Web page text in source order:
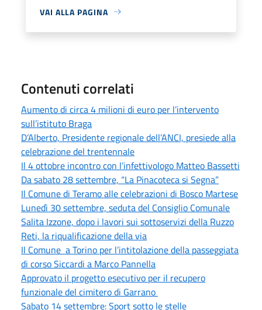
VAI ALLA PAGINA
Contenuti correlati
Aumento di circa 4 milioni di euro per l’intervento
sull’istituto Braga
D’Alberto, Presidente regionale dell’ANCI, presiede alla
celebrazione del trentennale
Il 4 ottobre incontro con l’infettivologo Matteo Bassetti
Da sabato 28 settembre, “La Pinacoteca si Segna”
Il Comune di Teramo alle celebrazioni di Bosco Martese
Lunedì 30 settembre, seduta del Consiglio Comunale
Salita Izzone, dopo i lavori sui sottoservizi della Ruzzo
Reti, la riqualificazione della via
Il Comune a Torino per l’intitolazione della passeggiata
di corso Siccardi a Marco Pannella
Approvato il progetto esecutivo per il recupero
funzionale del cimitero di Garrano
Sabato 14 settembre: Sport sotto le stelle